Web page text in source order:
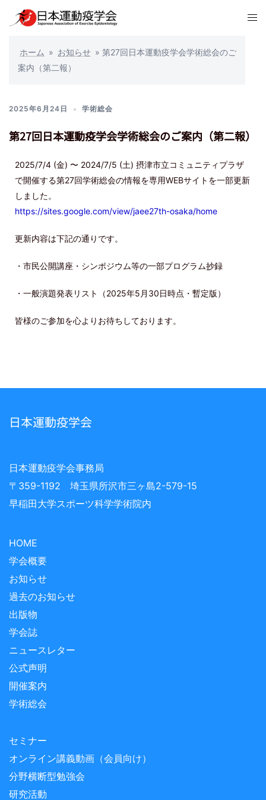
ホーム » お知らせ » 第27回日本運動疫学会学術総会のご
案内（第二報）
2025年6月24日 学術総会
第27回日本運動疫学会学術総会のご案内（第二報）
2025/7/4 (金) 〜 2024/7/5 (土) 摂津市立コミュニティプラザ
で開催する第27回学術総会の情報を専用WEBサイトを一部更新
しました。
https://sites.google.com/view/jaee27th-osaka/home
更新内容は下記の通りです。
・市民公開講座・シンポジウム等の一部プログラム抄録
・一般演題発表リスト（2025年5月30日時点・暫定版）
皆様のご参加を心よりお待ちしております。
日本運動疫学会
日本運動疫学会事務局
〒359-1192 埼玉県所沢市三ヶ島2-579-15
早稲田大学スポーツ科学学術院内
HOME
学会概要
お知らせ
過去のお知らせ
出版物
学会誌
ニュースレター
公式声明
開催案内
学術総会
セミナー
オンライン講義動画（会員向け）
分野横断型勉強会
研究活動